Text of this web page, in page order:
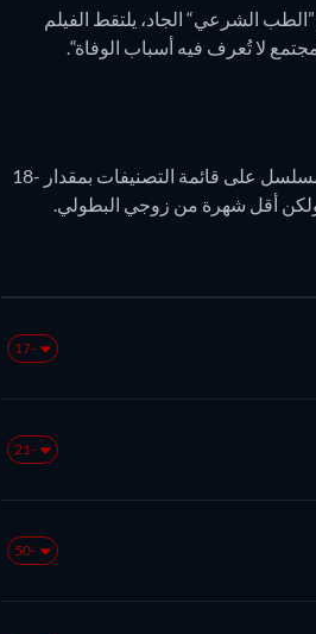
الشرعي“ الجاد، يلتقط الفيلم
لا تُعرف فيه أسباب الوفاة“.
يحتل الراحلون المركز 1908 في مخططات البث اليومي لـ JustWatch اليوم. تراجَع المسلسل على قائمة التصنيفات بمقدار -18
-17
-21
-50